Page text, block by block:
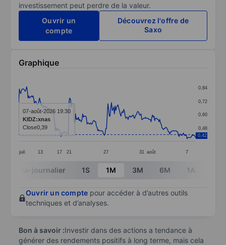
investissement peut perdre de la valeur.
Ouvrir un
compte
Découvrez l'offre de
Saxo
Graphique
Line chart with 247 data points.
The chart has 1 X axis displaying categories.
The chart has 1 Y axis displaying values. Data
juil. 13 17 21 27 31 août 7
0,48
0,60
0,72
0,84
0,42
07-août-2026 19:30
KIDZ:xnas
Close0,39
End of interactive chart.
Intra-journalier 1S 1M 3M 6M 1A
Ouvrir un compte pour accéder à d’autres outils
techniques et d’analyses.
Bon à savoir :Investir dans des actions a tendance à
générer des rendements positifs à long terme, mais cela